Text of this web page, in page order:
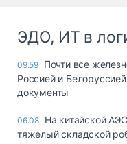
ЭДО, ИТ в
09:59 Почти все
Россией и
документы
06.08 На китайской
тяжелый складской